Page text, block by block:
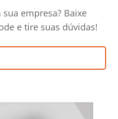
empresa? Baixe
e tire suas dúvidas!